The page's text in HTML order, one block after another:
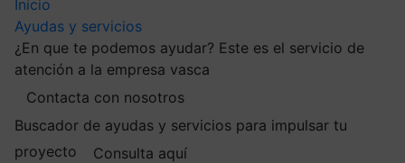
Inicio
Ayudas y servicios
¿En que te podemos ayudar? Este es el servicio de
atención a la empresa vasca
Contacta con nosotros
Buscador de ayudas y servicios para impulsar tu
proyecto
Consulta aquí